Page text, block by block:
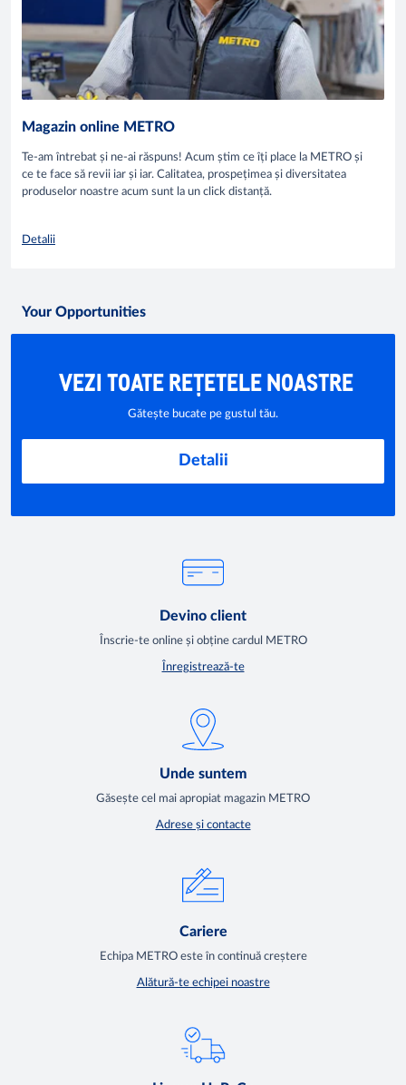
Magazin online METRO
Te-am întrebat și ne-ai răspuns! Acum știm ce îți place la METRO și
ce te face să revii iar și iar. Calitatea, prospețimea și diversitatea
produselor noastre acum sunt la un click distanță.
Detalii
Your Opportunities
VEZI TOATE REȚETELE NOASTRE
Gătește bucate pe gustul tău.
Detalii
Devino client
Înscrie-te online și obține cardul METRO
Înregistrează-te
Unde suntem
Găsește cel mai apropiat magazin METRO
Adrese și contacte
Cariere
Echipa METRO este în continuă creștere
Alătură-te echipei noastre